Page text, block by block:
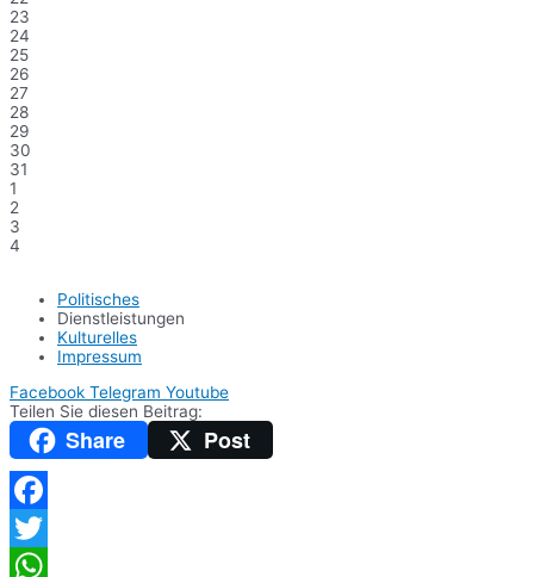
23
24
25
26
27
28
29
30
31
1
2
3
4
Politisches
Dienstleistungen
Kulturelles
Impressum
Facebook Telegram Youtube
Teilen Sie diesen Beitrag:
Share Post
Facebook
Twitter